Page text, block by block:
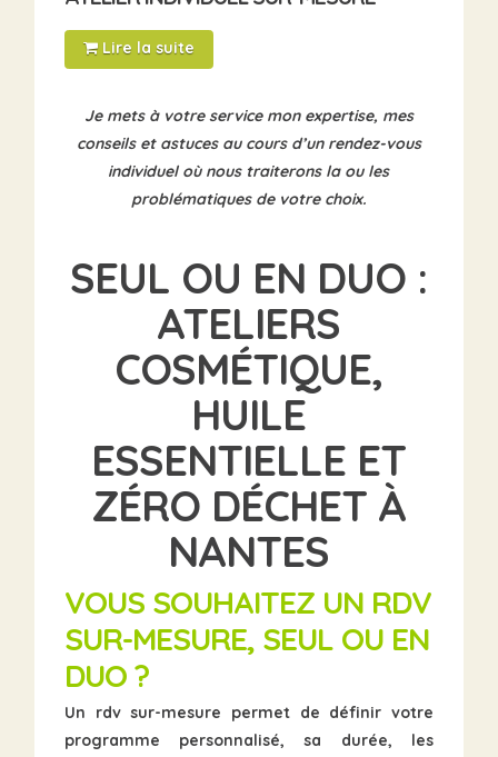
Lire la suite
Je mets à votre service mon expertise, mes
conseils et astuces au cours d’un rendez-vous
individuel où nous traiterons la ou les
problématiques de votre choix.
SEUL OU EN DUO :
ATELIERS
COSMÉTIQUE,
HUILE
ESSENTIELLE ET
ZÉRO DÉCHET À
NANTES
VOUS SOUHAITEZ UN RDV
SUR-MESURE, SEUL OU EN
DUO ?
Un rdv sur-mesure permet de définir votre
programme personnalisé, sa durée, les